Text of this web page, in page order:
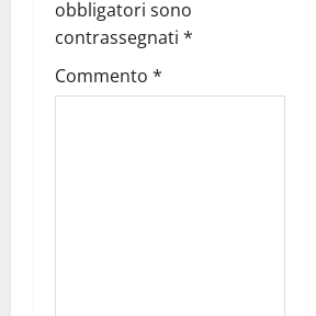
obbligatori sono
contrassegnati *
Commento *